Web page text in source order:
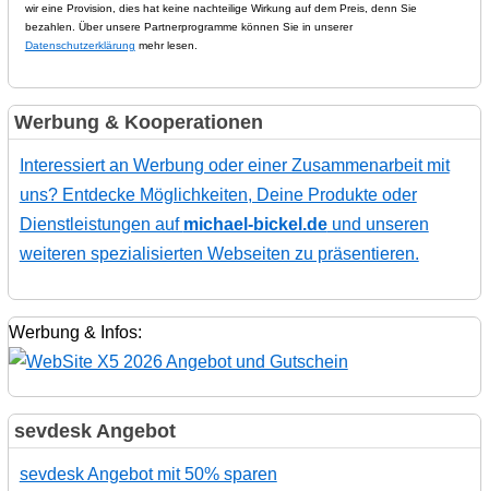
wir eine Provision, dies hat keine nachteilige Wirkung auf dem Preis, denn Sie
bezahlen. Über unsere Partnerprogramme können Sie in unserer
Datenschutzerklärung mehr lesen.
Werbung & Kooperationen
Interessiert an Werbung oder einer Zusammenarbeit mit
uns? Entdecke Möglichkeiten, Deine Produkte oder
Dienstleistungen auf michael-bickel.deund unseren
weiteren spezialisierten Webseiten zu präsentieren.
Werbung & Infos:
sevdesk Angebot
sevdesk Angebot mit 50% sparen